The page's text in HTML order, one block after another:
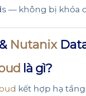
— không bị khóa
& Nutanix
là gì?
kết hợp hạ